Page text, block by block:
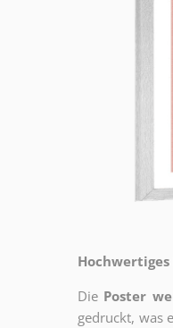
Die Poster
gedruckt, was